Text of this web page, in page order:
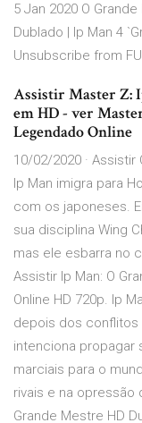
5 Jan 2020 O
Dublado | Ip Man 4
Unsubscribe from
Assistir Master Z:
em HD - ver
Legendado Online
10/02/2020 · Assistir
Ip Man imigra para
com os japoneses.
sua disciplina Wing
mas ele esbarra no
Assistir Ip Man: O
Online HD 720p. Ip
depois dos conflitos
intenciona propagar
marciais para o
rivais e na opressão
Grande Mestre HD